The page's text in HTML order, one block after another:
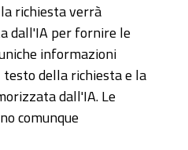
richiesta verrà
dall'IA per fornire le
informazioni
della richiesta e la
dall'IA. Le
comunque